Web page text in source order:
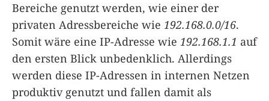
Bereiche genutzt werden, wie einer der
privaten Adressbereiche wie 192.168.0.0/16.
Somit wäre eine IP-Adresse wie 192.168.1.1 auf
den ersten Blick unbedenklich. Allerdings
werden diese IP-Adressen in internen Netzen
produktiv genutzt und fallen damit als